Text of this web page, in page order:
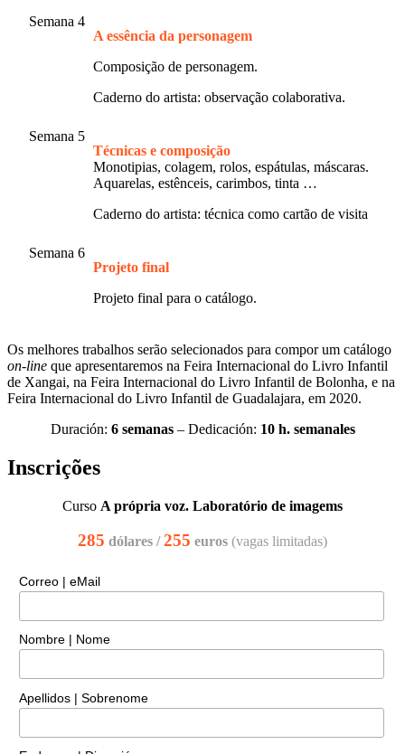
Semana 4
A essência da personagem
Composição de personagem.
Caderno do artista: observação colaborativa.
Semana 5
Técnicas e composição
Monotipias, colagem, rolos, espátulas, máscaras.
Aquarelas, estênceis, carimbos, tinta …
Caderno do artista: técnica como cartão de visita
Semana 6
Projeto final
Projeto final para o catálogo.
Os melhores trabalhos serão selecionados para compor um catálogo
on-line que apresentaremos na Feira Internacional do Livro Infantil
de Xangai, na Feira Internacional do Livro Infantil de Bolonha, e na
Feira Internacional do Livro Infantil de Guadalajara, em 2020.
Duración: 6 semanas – Dedicación: 10 h. semanales
Inscrições
Curso A própria voz. Laboratório de imagems
285 dólares /255 euros (vagas limitadas)
Correo | eMail
Nombre | Nome
Apellidos | Sobrenome